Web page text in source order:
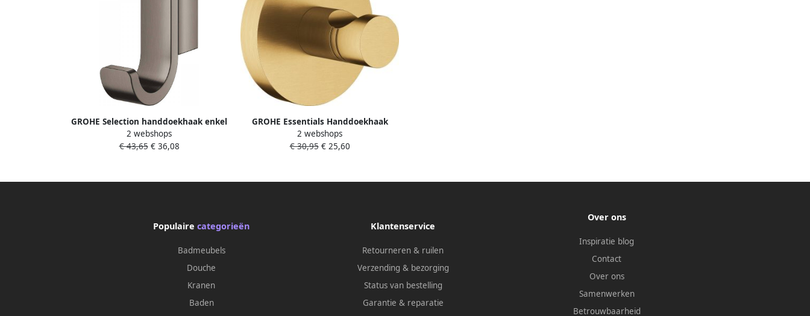
GROHE Selection handdoekhaak enkel
metaal hard graphite geborsteld
41039AL0
2 webshops
€ 43,65€ 36,08
GROHE Essentials Handdoekhaak
wand enkel 1-gats metaal cool sunrise
geborsteld 40364GN1
2 webshops
€ 30,95€ 25,60
Populaire categorieën
Badmeubels
Douche
Kranen
Baden
Klantenservice
Retourneren & ruilen
Verzending & bezorging
Status van bestelling
Garantie & reparatie
Over ons
Inspiratie blog
Contact
Over ons
Samenwerken
Betrouwbaarheid